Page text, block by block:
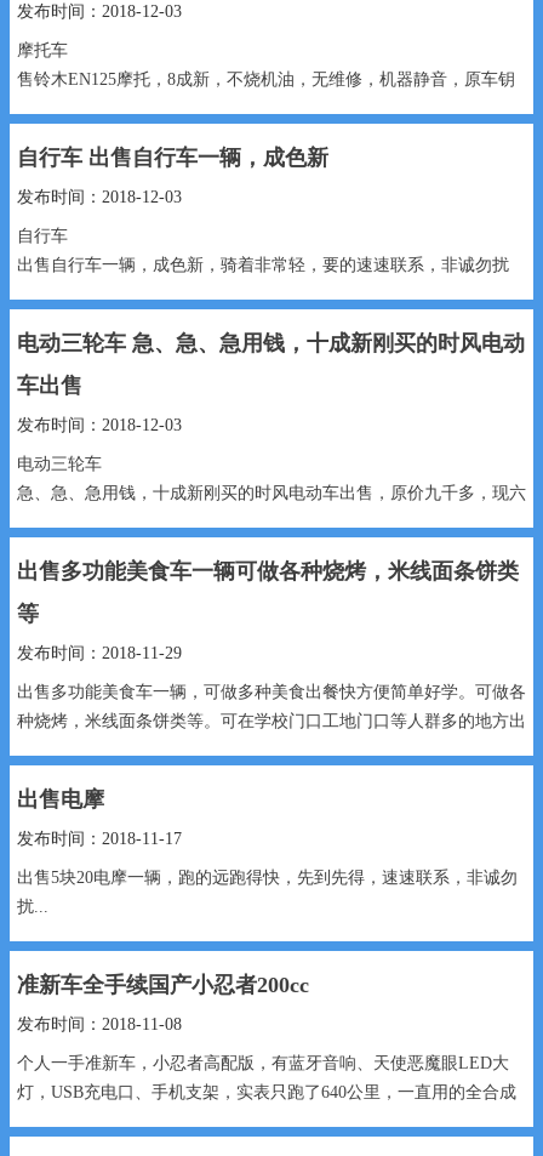
发布时间：2018-12-03
摩托车
售铃木EN125摩托，8成新，不烧机油，无维修，​‌‌机器静音，原车钥
2200元 17732932168...
自行车 出售自行车一辆，成色新
发布时间：2018-12-03
自行车
出售自行车一辆，成色新，骑着非常轻，要的速速联系，非诚勿扰
电动三轮车 急、急、急用钱，十成新刚买的时风电动
车出售
发布时间：2018-12-03
电动三轮车
急、急、急用钱，十成新刚买的时风电动车出售，原价九千多，现六
6000元元 15131313851...
出售多功能美食车一辆可做各种烧烤，米线面条饼类
等
发布时间：2018-11-29
出售多功能美食车一辆，可做多种美食出餐快方便简单好学。可做各
种烧烤，米线面条饼类等。可在学校门口工地门口等人群多的地方出
出售电摩
发布时间：2018-11-17
出售5块20电摩一辆，跑的远跑得快，先到先得，速速联系，非诚勿
扰...
准新车全手续国产小忍者200cc
发布时间：2018-11-08
个人一手准新车，小忍者高配版，有蓝牙音响、天使恶魔眼LED大
灯，USB充电口、手机支架，实表只跑了640公里，一直用的全合成